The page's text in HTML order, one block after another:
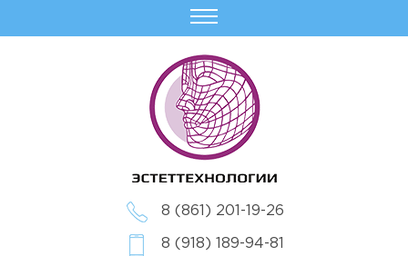
8 (861) 201-19-26
8 (918) 189-94-81